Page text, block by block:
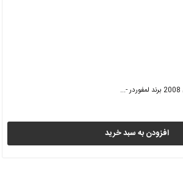
افزودن به سبد خرید